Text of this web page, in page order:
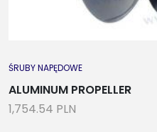
ŚRUBY NAPĘDOWE
ALUMINUM PROPELLER
1,754.54 PLN